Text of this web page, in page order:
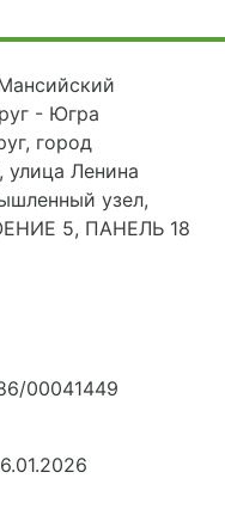
- Югра
город
улица Ленина
узел,
5, ПАНЕЛЬ 18
00041449